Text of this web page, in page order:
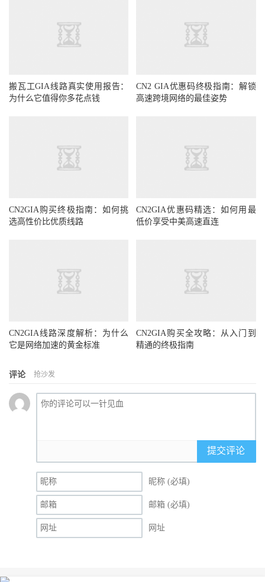
搬瓦工GIA线路真实使用报告：
为什么它值得你多花点钱
CN2 GIA优惠码终极指南：解锁
高速跨境网络的最佳姿势
CN2GIA购买终极指南：如何挑
选高性价比优质线路
CN2GIA优惠码精选：如何用最
低价享受中美高速直连
CN2GIA线路深度解析：为什么
它是网络加速的黄金标准
CN2GIA购买全攻略：从入门到
精通的终极指南
评论 抢沙发
提交评论
昵称 (必填)
邮箱 (必填)
网址